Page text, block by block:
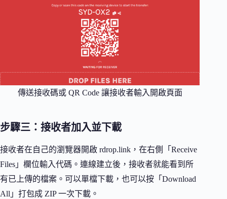
傳送接收碼或 QR Code 讓接收者輸入開啟頁面
步驟三：接收者加入並下載
接收者在自己的瀏覽器開啟 rdrop.link，在右側「Receive
Files」欄位輸入代碼。連線建立後，接收者就能看到所
有已上傳的檔案。可以單檔下載，也可以按「Download
All」打包成 ZIP 一次下載。